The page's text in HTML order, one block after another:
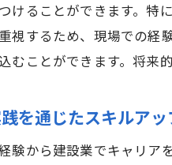
けることができます。特
視するため、現場での経
むことができます。将来
を通じたスキルア
験から建設業でキャリア